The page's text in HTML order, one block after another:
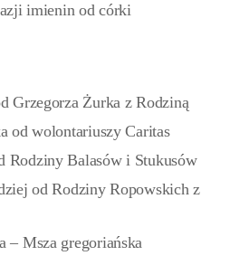
imienin od córki
Grzegorza Żurka z Rodziną
od wolontariuszy Caritas
Rodziny Balasów i Stukusów
od Rodziny Ropowskich z
– Msza gregoriańska